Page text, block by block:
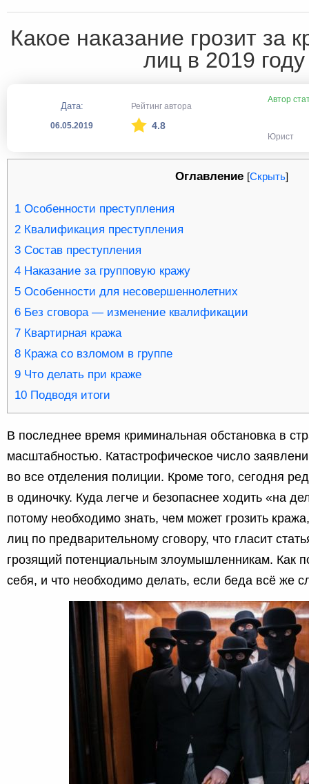
Какое наказание грозит за
лиц в 2019 году
Дата:
06.05.2019
Рейтинг автора
4.8
Автор
Юрист
Оглавление [Скрыть]
1 Особенности преступления
2 Квалификация преступления
3 Состав преступления
4 Наказание за групповую кражу
5 Особенности для несовершеннолетних
6 Без сговора — изменение квалификации
7 Квартирная кража
8 Кража со взломом в группе
9 Что делать при краже
10 Подводя итоги
В последнее время криминальная обстановка в
масштабностью. Катастрофическое число
во все отделения полиции. Кроме того, сегодня
в одиночку. Куда легче и безопаснее ходить «на
потому необходимо знать, чем может грозить
лиц по предварительному сговору, что гласит
грозящий потенциальным злоумышленникам. Как
себя, и что необходимо делать, если беда всё же